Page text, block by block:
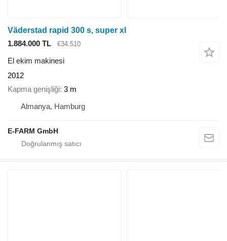
Väderstad rapid 300 s, super xl
1.884.000 TL
€34.510
El ekim makinesi
2012
Kapma genişliği 3 m
Almanya, Hamburg
E-FARM GmbH